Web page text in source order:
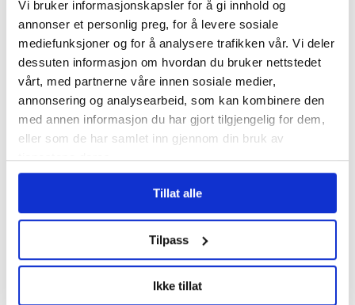
Vi bruker informasjonskapsler for å gi innhold og
annonser et personlig preg, for å levere sosiale
mediefunksjoner og for å analysere trafikken vår. Vi deler
dessuten informasjon om hvordan du bruker nettstedet
vårt, med partnerne våre innen sosiale medier,
annonsering og analysearbeid, som kan kombinere den
med annen informasjon du har gjort tilgjengelig for dem,
eller som de har samlet inn gjennom din bruk av
tjenestene deres.
Tillat alle
Tilpass
Ikke tillat
vurdering. I papirutgaven har vi
begrensninger på tekstlengde:
Debattinnlegg: 600–2400 tegn.
Kronikk: Maks 5.000 tegn.
KVINNEHELSE DEBATT
SYKEFRAVÆR
ARBEIDERPARTIET
KVINNER
– Reglene nå er så
jævlig
arbeiderfiendtlige
at jeg skjønner ikke
at folk kan svelge
det